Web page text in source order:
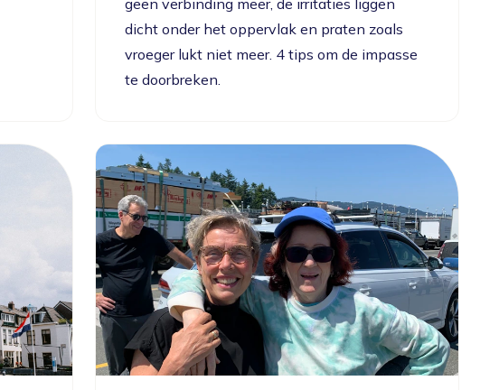
geen verbinding meer, de irritaties liggen
dicht onder het oppervlak en praten zoals
vroeger lukt niet meer. 4 tips om de impasse
te doorbreken.